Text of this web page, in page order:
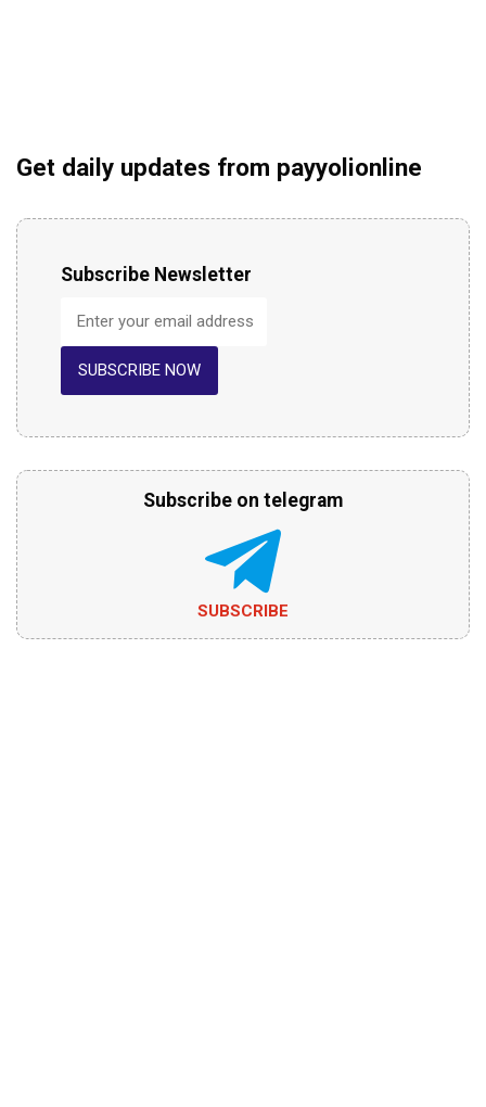
Get daily updates from payyolionline
Subscribe Newsletter
SUBSCRIBE NOW
Subscribe on telegram
SUBSCRIBE